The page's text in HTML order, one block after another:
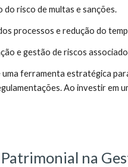
risco de multas e sanções.
processos e redução do
e gestão de riscos
ferramenta estratégica
Ao investir em
na